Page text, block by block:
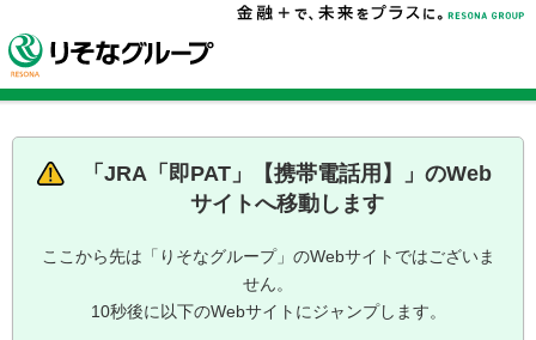
「JRA「即PAT」【携帯電話用】
」のWeb
サイトへ移動します
ここから先は「りそなグループ」のWebサイトではございま
せん。
10秒後に以下のWebサイトにジャンプします。